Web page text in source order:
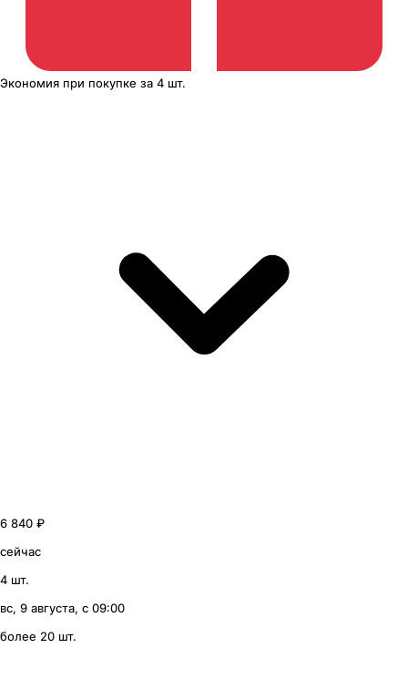
Экономия при покупке за 4 шт.
6 840 ₽
сейчас
4 шт.
вс, 9 августа, с 09:00
более 20 шт.